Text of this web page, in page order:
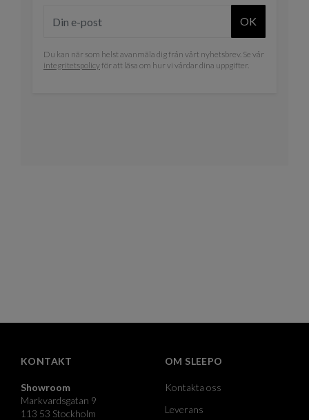
OK
Du kan när som helst avanmäla dig från vårt nyhetsbrev. Se vår
integritetspolicyför att läsa om hur vi vårdar dina uppgifter.
KONTAKT
Showroom
Markvardsgatan 9
113 53 Stockholm
OM SLEEPO
Kontakta oss
Leverans